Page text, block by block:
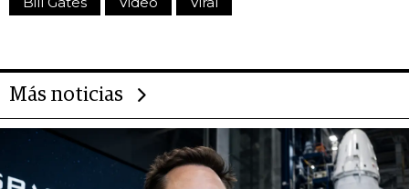
Más noticias